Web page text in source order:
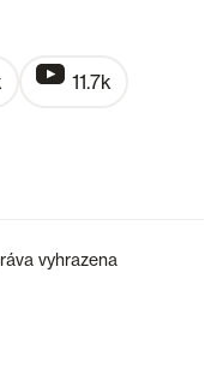
11.7k
vyhrazena